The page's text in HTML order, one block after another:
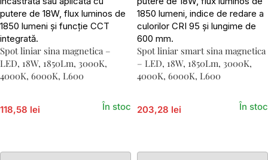
Spot liniar sina magnetica –
LED, 18W, 1850Lm, 3000K,
4000K, 6000K, L600
118,58 lei În stoc
Spot liniar smart sina magnetica
– LED, 18W, 1850Lm, 3000K,
4000K, 6000K, L600
203,28 lei În stoc